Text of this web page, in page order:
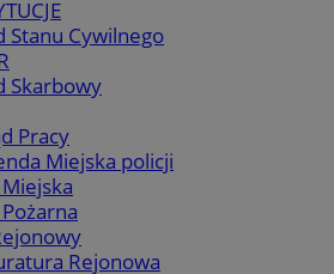
Stanu Cywilnego
Skarbowy
Pracy
Miejska policji
Rejonowa